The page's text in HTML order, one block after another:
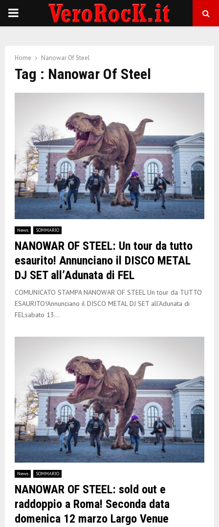
P
M
Y
M
N
U
Home Nanowar Of Steel
Tag : Nanowar Of Steel
News SOMMARIO
NANOWAR OF STEEL: Un tour da tutto
esaurito! Annunciano il DISCO METAL
DJ SET all’Adunata di FEL
COMUNICATO STAMPA NANOWAR OF STEEL Un tour da TUTTO
ESAURITO!Annunciano il DISCO METAL DJ SET all’Adunata di
FELsabato 13...
News SOMMARIO
NANOWAR OF STEEL: sold out e
raddoppio a Roma! Seconda data
domenica 12 marzo Largo Venue